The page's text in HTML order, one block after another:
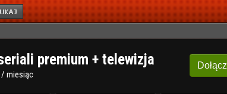
Dołącz
premium + telewizja
/ miesiąc